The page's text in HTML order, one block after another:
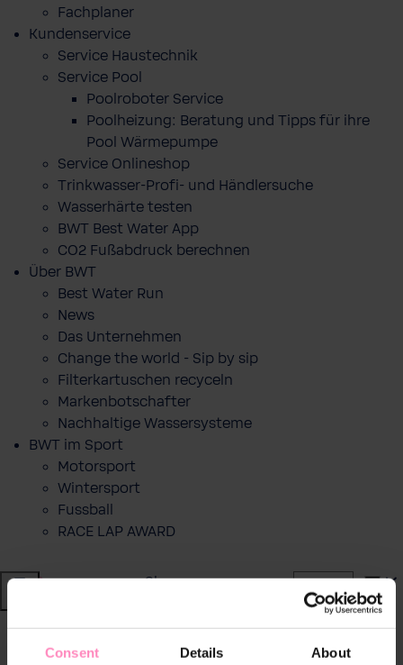
Consent Details About
Fachplaner
Kundenservice
Service Haustechnik
Service Pool
Poolroboter Service
Poolheizung: Beratung und Tipps für ihre
Pool Wärmepumpe
Service Onlineshop
Trinkwasser-Profi- und Händlersuche
Wasserhärte testen
BWT Best Water App
CO2 Fußabdruck berechnen
Über BWT
Best Water Run
News
Das Unternehmen
Change the world - Sip by sip
Filterkartuschen recyceln
Markenbotschafter
Nachhaltige Wassersysteme
BWT im Sport
Motorsport
Wintersport
Fussball
RACE LAP AWARD
Shop
Wasser von BWT